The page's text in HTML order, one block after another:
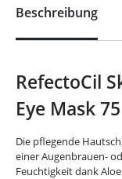
Beschreibung
RefectoCil
Eye Mask
Die pflegende
einer Augenbrauen-
Feuchtigkeit dank